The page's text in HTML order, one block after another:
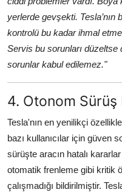
yerlerde gevşekti. Tesla’nın
kontrolü bu kadar ihmal
Servis bu sorunları
sorunlar kabul edilemez."
4. Otonom Sürüş
Tesla'nın en yenilikçi
bazı kullanıcılar için güven
sürüşte aracın hatalı
otomatik frenleme gibi kritik
çalışmadığı bildirilmiştir.